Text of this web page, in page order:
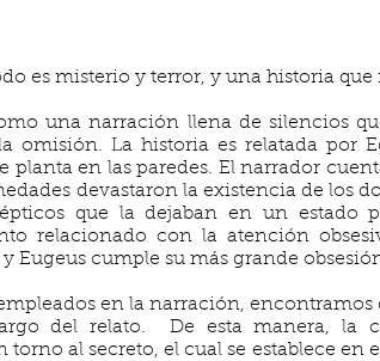
es misterio y terror, y una historia que
una narración llena de silencios
omisión. La historia es relatada por
planta en las paredes. El narrador
devastaron la existencia de los
que la dejaban en un estado
relacionado con la atención
Eugeus cumple su más grande
en la narración, encontramos
del relato. De esta manera, la
al secreto, el cual se establece en